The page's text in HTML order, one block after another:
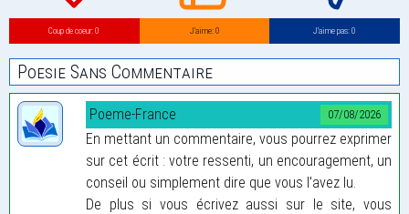
Coup de coeur: 0 J’aime: 0 J’aime pas: 0
Poesie Sans Commentaire
07/08/2026
Poeme-France
En mettant un commentaire, vous pourrez exprimer
sur cet écrit : votre ressenti, un encouragement, un
conseil ou simplement dire que vous l'avez lu.
De plus si vous écrivez aussi sur le site, vous